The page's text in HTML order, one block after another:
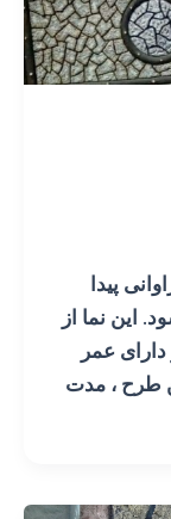
پیدا
این نما از
دارای عمر
طرح ، مدت